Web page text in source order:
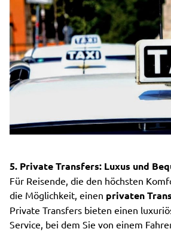
5. Private Transfers: Luxus und
Für Reisende, die den höchsten
die Möglichkeit, einen privaten
Private Transfers bieten einen
Service, bei dem Sie von einem